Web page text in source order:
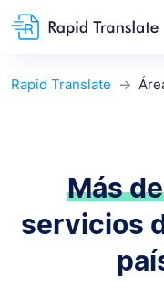
Rapid Translate
Más
servicios